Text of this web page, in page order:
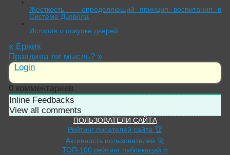
Жесткость — определяющий принцип воспитания в
Системе Дьявола
История о покупке дверей
«Ёржик
Правдива ли мысль? »
Login
0комментариев
Inline Feedbacks
View all comments
ПОЛЬЗОВАТЕЛИ САЙТА
Рейтинг писателей сайта 🏆
Активность пользователей 🚀
ТОП-100 рейтинг публикаций ⭐